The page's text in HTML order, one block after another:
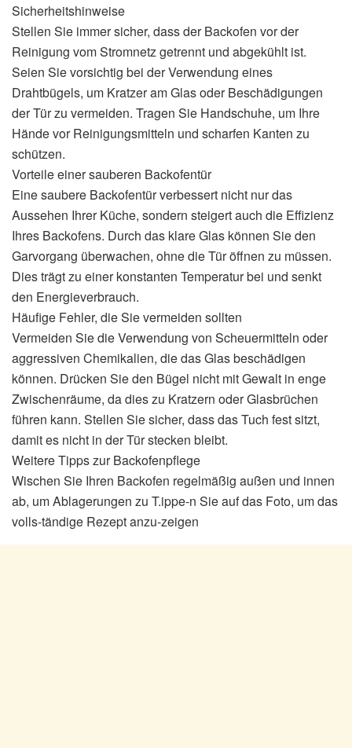
Sicherheitshinweise
Stellen Sie immer sicher, dass der Backofen vor der
Reinigung vom Stromnetz getrennt und abgekühlt ist.
Seien Sie vorsichtig bei der Verwendung eines
Drahtbügels, um Kratzer am Glas oder Beschädigungen
der Tür zu vermeiden. Tragen Sie Handschuhe, um Ihre
Hände vor Reinigungsmitteln und scharfen Kanten zu
schützen.
Vorteile einer sauberen Backofentür
Eine saubere Backofentür verbessert nicht nur das
Aussehen Ihrer Küche, sondern steigert auch die Effizienz
Ihres Backofens. Durch das klare Glas können Sie den
Garvorgang überwachen, ohne die Tür öffnen zu müssen.
Dies trägt zu einer konstanten Temperatur bei und senkt
den Energieverbrauch.
Häufige Fehler, die Sie vermeiden sollten
Vermeiden Sie die Verwendung von Scheuermitteln oder
aggressiven Chemikalien, die das Glas beschädigen
können. Drücken Sie den Bügel nicht mit Gewalt in enge
Zwischenräume, da dies zu Kratzern oder Glasbrüchen
führen kann. Stellen Sie sicher, dass das Tuch fest sitzt,
damit es nicht in der Tür stecken bleibt.
Weitere Tipps zur Backofenpflege
Wischen Sie Ihren Backofen regelmäßig außen und innen
ab, um Ablagerungen zu T.ippe-n Sie auf das Foto, um das
volls-tändige Rezept anzu-zeigen